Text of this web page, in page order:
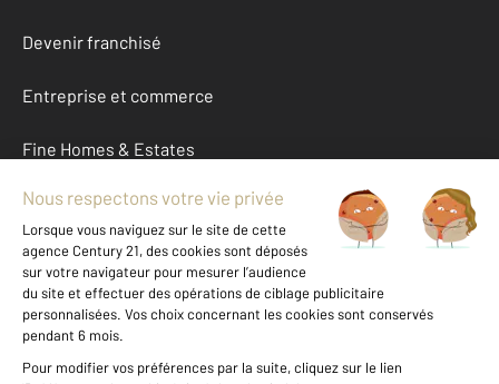
Devenir franchisé
Entreprise et commerce
Fine Homes & Estates
À propos
International
Nous contacter